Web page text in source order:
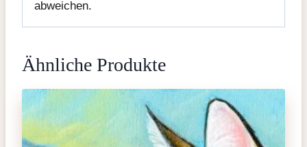
abweichen.
Ähnliche Produkte